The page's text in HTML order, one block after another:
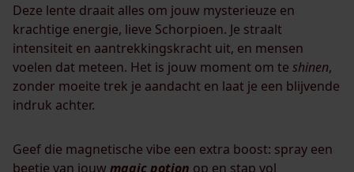
Deze lente draait alles om jouw mysterieuze en
krachtige energie, lieve Schorpioen. Je straalt
intensiteit en aantrekkingskracht uit, en mensen
voelen dat meteen. Het is jouw moment om te shinen,
zonder moeite trek je aandacht en laat je een blijvende
indruk achter.
Geef die magnetische vibe een extra boost: spray een
beetje van jouw magic potion op en stap vol